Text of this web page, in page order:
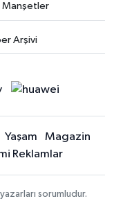
Manşetler
Arşivi
Yaşam
Magazin
Reklamlar
sorumludur.